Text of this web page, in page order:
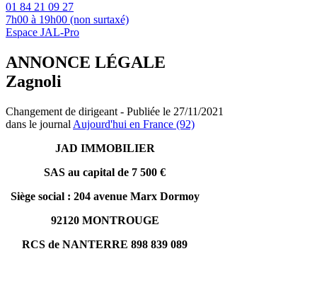
01 84 21 09 27
7h00 à 19h00 (non surtaxé)
Espace JAL-Pro
ANNONCE LÉGALE
Zagnoli
Changement de dirigeant - Publiée le 27/11/2021
dans le journal Aujourd'hui en France (92)
JAD IMMOBILIER
SAS au capital de 7 500 €
Siège social : 204 avenue Marx Dormoy
92120 MONTROUGE
RCS de NANTERRE 898 839 089